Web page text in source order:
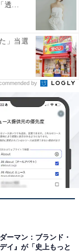
透...
」当選
by
ーマン：ブランド・
イ』が「史上もっと